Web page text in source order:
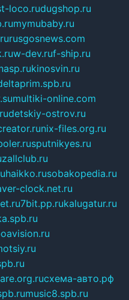
loco.rudugshop.ru
mymubaby.ru
rusgosnews.com
w-dev.ruf-ship.ru
kinosvin.ru
multiki-online.com
detskiy-ostrov.ru
nix-files.org.ru
sputnikyes.ru
zallclub.ru
haikko.rusobakopedia.ru
clock.net.ru
7bit.pp.rukalugatur.ru
схема-авто.рф
music8.spb.ru